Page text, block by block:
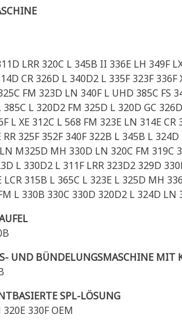
LRR 320C L 345B II 336E LH 349F
CR 326D L 340D2 L 335F 323F
FM 323D LN 340F L UHD 385C FS
385C L 320D2 FM 325D L 320D GC
L XE 312C L 568 FM 323E LN 314E
RR 325F 352F 340F 322B L 345B L
M325D MH 330D LN 320C FM 319C
L 330D2 L 311F LRR 323D2 329D
LCR 315B L 365C L 323E L 325D MH
L 330B 330C 330D 320D2 L 324D
UND BÜNDELUNGSMASCHINE MIT
SPL-LÖSUNG
320E 330F OEM